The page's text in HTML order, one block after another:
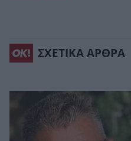
ΣΧΕΤΙΚΑ ΑΡΘΡΑ